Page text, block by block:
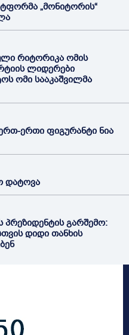
„მონიტორის“
რიტორიკა ომის
ლიდერები
ომი სააკაშვილმა
ერთი ფიგურანტი ნია
დატოვა
გარშემო:
დიდი თანხის